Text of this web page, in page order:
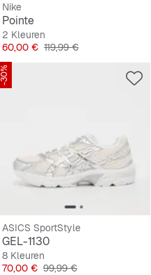
Nike
Pointe
2 Kleuren
Prijs
60,00 € Originele Prijs
119,99 €
-30%
ASICS SportStyle
GEL-1130
8 Kleuren
Prijs
70,00 € Originele Prijs
99,99 €